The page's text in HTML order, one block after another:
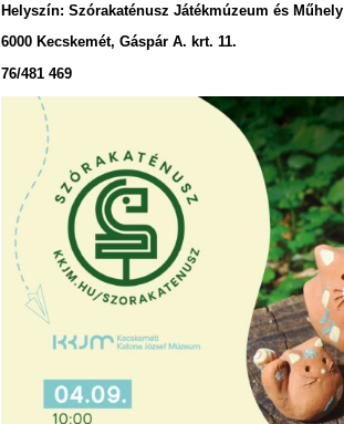
Helyszín: Szórakaténusz Játékmúzeum és Műhely
6000 Kecskemét, Gáspár A. krt. 11.
76/481 469